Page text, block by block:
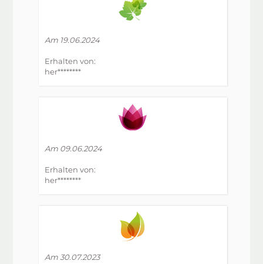
Am 19.06.2024
Erhalten von:
her********
Am 09.06.2024
Erhalten von:
her********
Am 30.07.2023